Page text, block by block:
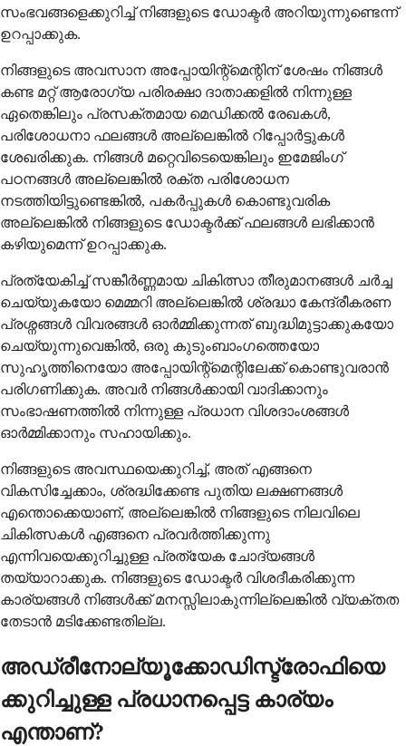
സംഭവങ്ങളെക്കുറിച്ച് നിങ്ങളുടെ ഡോക്ടർ അറിയുന്നുണ്ടെന്ന്
ഉറപ്പാക്കുക.
നിങ്ങളുടെ അവസാന അപ്പോയിന്റ്മെന്റിന് ശേഷം നിങ്ങൾ
കണ്ട മറ്റ് ആരോഗ്യ പരിരക്ഷാ ദാതാക്കളിൽ നിന്നുള്ള
ഏതെങ്കിലും പ്രസക്തമായ മെഡിക്കൽ രേഖകൾ,
പരിശോധനാ ഫലങ്ങൾ അല്ലെങ്കിൽ റിപ്പോർട്ടുകൾ
ശേഖരിക്കുക. നിങ്ങൾ മറ്റെവിടെയെങ്കിലും ഇമേജിംഗ്
പഠനങ്ങൾ അല്ലെങ്കിൽ രക്ത പരിശോധന
നടത്തിയിട്ടുണ്ടെങ്കിൽ, പകർപ്പുകൾ കൊണ്ടുവരിക
അല്ലെങ്കിൽ നിങ്ങളുടെ ഡോക്ടർക്ക് ഫലങ്ങൾ ലഭിക്കാൻ
കഴിയുമെന്ന് ഉറപ്പാക്കുക.
പ്രത്യേകിച്ച് സങ്കീർണ്ണമായ ചികിത്സാ തീരുമാനങ്ങൾ ചർച്ച
ചെയ്യുകയോ മെമ്മറി അല്ലെങ്കിൽ ശ്രദ്ധാ കേന്ദ്രീകരണ
പ്രശ്നങ്ങൾ വിവരങ്ങൾ ഓർമ്മിക്കുന്നത് ബുദ്ധിമുട്ടാക്കുകയോ
ചെയ്യുന്നുവെങ്കിൽ, ഒരു കുടുംബാംഗത്തെയോ
സുഹൃത്തിനെയോ അപ്പോയിന്റ്മെന്റിലേക്ക് കൊണ്ടുവരാൻ
പരിഗണിക്കുക. അവർ നിങ്ങൾക്കായി വാദിക്കാനും
സംഭാഷണത്തിൽ നിന്നുള്ള പ്രധാന വിശദാംശങ്ങൾ
ഓർമ്മിക്കാനും സഹായിക്കും.
നിങ്ങളുടെ അവസ്ഥയെക്കുറിച്ച്, അത് എങ്ങനെ
വികസിച്ചേക്കാം, ശ്രദ്ധിക്കേണ്ട പുതിയ ലക്ഷണങ്ങൾ
എന്തൊക്കെയാണ്, അല്ലെങ്കിൽ നിങ്ങളുടെ നിലവിലെ
ചികിത്സകൾ എങ്ങനെ പ്രവർത്തിക്കുന്നു
എന്നിവയെക്കുറിച്ചുള്ള പ്രത്യേക ചോദ്യങ്ങൾ
തയ്യാറാക്കുക. നിങ്ങളുടെ ഡോക്ടർ വിശദീകരിക്കുന്ന
കാര്യങ്ങൾ നിങ്ങൾക്ക് മനസ്സിലാകുന്നില്ലെങ്കിൽ വ്യക്തത
തേടാൻ മടിക്കേണ്ടതില്ല.
അഡ്രീനോല്യൂക്കോഡിസ്ട്രോഫിയെ
ക്കുറിച്ചുള്ള പ്രധാനപ്പെട്ട കാര്യം
എന്താണ്?